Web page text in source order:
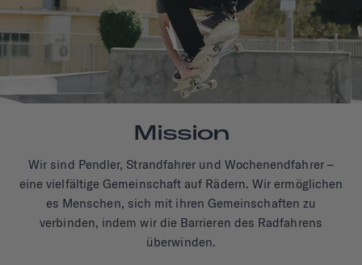
Mission
Wir sind Pendler, Strandfahrer und Wochenendfahrer –
eine vielfältige Gemeinschaft auf Rädern. Wir ermöglichen
es Menschen, sich mit ihren Gemeinschaften zu
verbinden, indem wir die Barrieren des Radfahrens
überwinden.